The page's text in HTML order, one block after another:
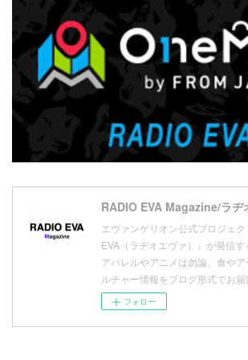
(
(7)
(10)
(11
(9)
( )
(18)
(17)
16
エヴァンゲリオン公式プロジェ
EVA（ラヂオエヴァ）』が発信す
アパレルやアニメは勿論、食や
ルチャー情報をブログ形式でお届
フォロー